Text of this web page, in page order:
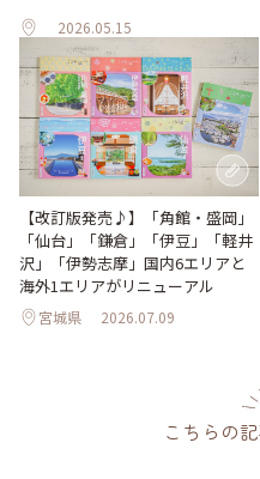
2026.05.15
【改訂版発売♪】「角館・盛岡」
「仙台」「鎌倉」「伊豆」「軽井
沢」「伊勢志摩」国内6エリアと
海外1エリアがリニューアル
宮城県 2026.07.09
こちらの